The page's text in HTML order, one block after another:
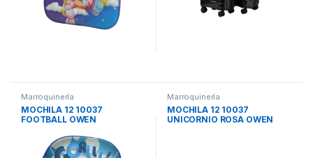
Marroquinería
MOCHILA 12 10037
FOOTBALL OWEN
Marroquinería
MOCHILA 12 10037
UNICORNIO ROSA OWEN